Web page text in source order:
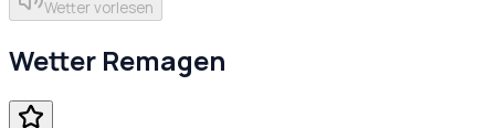
Wetter vorlesen
Wetter Remagen